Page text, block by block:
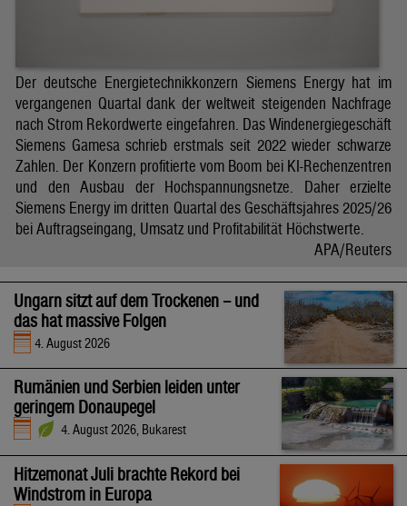
Der deutsche Energietechnikkonzern Siemens Energy hat im
vergangenen Quartal dank der weltweit steigenden Nachfrage
nach Strom Rekordwerte eingefahren. Das Windenergiegeschäft
Siemens Gamesa schrieb erstmals seit 2022 wieder schwarze
Zahlen. Der Konzern profitierte vom Boom bei KI-Rechenzentren
und den Ausbau der Hochspannungsnetze. Daher erzielte
Siemens Energy im dritten Quartal des Geschäftsjahres 2025/26
bei Auftragseingang, Umsatz und Profitabilität Höchstwerte.
APA/Reuters
Ungarn sitzt auf dem Trockenen – und
das hat massive Folgen
4. August 2026
Rumänien und Serbien leiden unter
geringem Donaupegel
4. August 2026, Bukarest
Hitzemonat Juli brachte Rekord bei
Windstrom in Europa